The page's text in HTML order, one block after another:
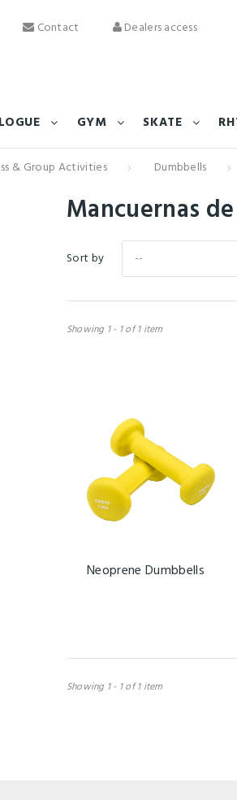
Contact Dealers access
GYM SKATE
& Group Activities Dumbbells
Mancuernas
Sort by --
Showing 1 - 1 of 1 item
Neoprene Dumbbells
Showing 1 - 1 of 1 item